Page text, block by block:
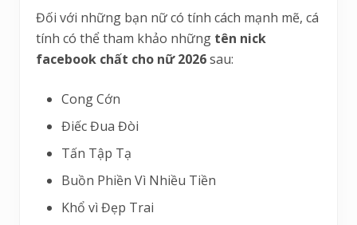
Đối với những bạn nữ có tính cách mạnh mẽ, cá
tính có thể tham khảo những tên nick
facebook chất cho nữ 2026sau:
Cong Cớn
Điếc Đua Đòi
Tấn Tập Tạ
Buồn Phiền Vì Nhiều Tiền
Khổ vì Đẹp Trai